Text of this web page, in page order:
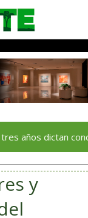
dictan condena de
y